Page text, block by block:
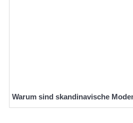
Warum sind skandinavische